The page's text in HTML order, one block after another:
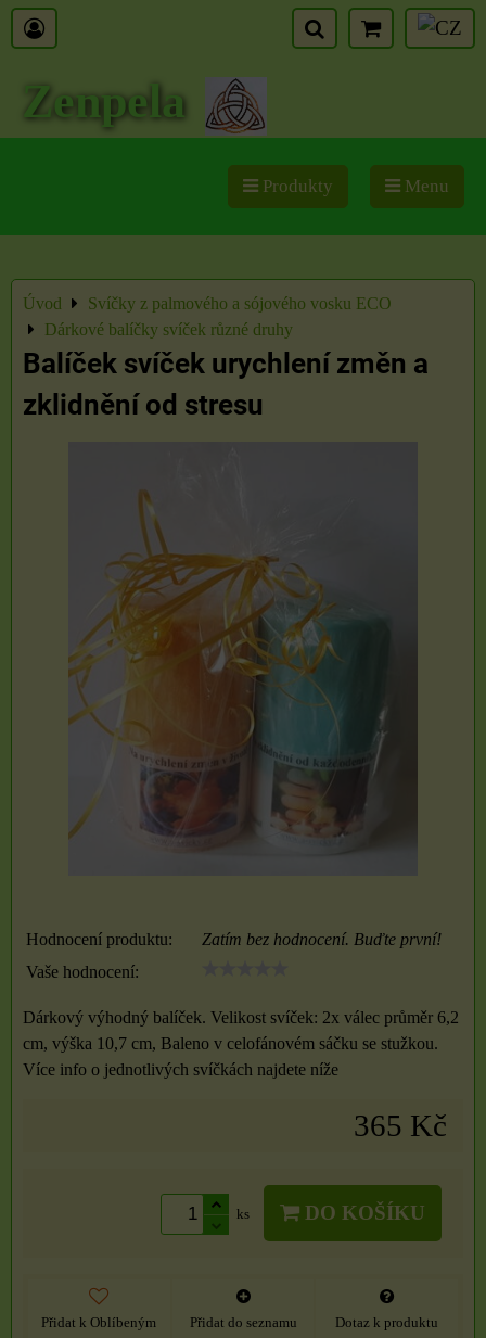
Zenpela
Produkty Menu
Úvod
Svíčky z palmového a sójového vosku ECO
Dárkové balíčky svíček různé druhy
Balíček svíček urychlení změn a
zklidnění od stresu
Hodnocení produktu:
Zatím bez hodnocení. Buďte první!
Vaše hodnocení:
Dárkový výhodný balíček. Velikost svíček: 2x válec průměr 6,2
cm, výška 10,7 cm, Baleno v celofánovém sáčku se stužkou.
Více info o jednotlivých svíčkách najdete níže
365 Kč
ks DO KOŠÍKU
Přidat k Oblíbeným Přidat do seznamu Dotaz k produktu